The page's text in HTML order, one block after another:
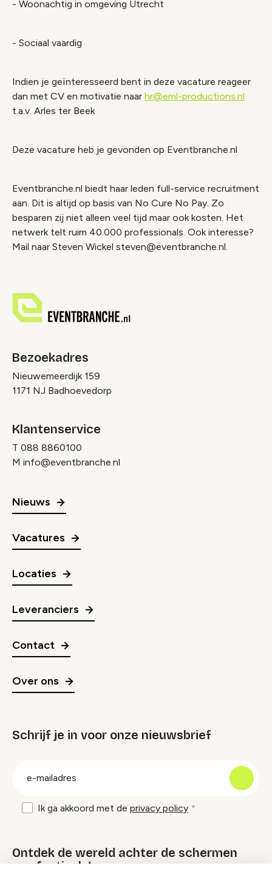
- Woonachtig in omgeving Utrecht
- Sociaal vaardig
Indien je geïnteresseerd bent in deze vacature reageer
dan met CV en motivatie naar hr@eml-productions.nl
t.a.v. Arles ter Beek
Deze vacature heb je gevonden op Eventbranche.nl
Eventbranche.nl biedt haar leden full-service recruitment
aan. Dit is altijd op basis van No Cure No Pay. Zo
besparen zij niet alleen veel tijd maar ook kosten. Het
netwerk telt ruim 40.000 professionals. Ook interesse?
Mail naar Steven Wickel steven@eventbranche.nl.
Bezoekadres
Nieuwemeerdijk 159
1171 NJ Badhoevedorp
Klantenservice
T 088 8860100
M info@eventbranche.nl
Nieuws
Vacatures
Locaties
Leveranciers
Contact
Over ons
Schrijf je in voor onze nieuwsbrief
Ik ga akkoord met de privacy policy
Ontdek de wereld achter de schermen
van festivals!